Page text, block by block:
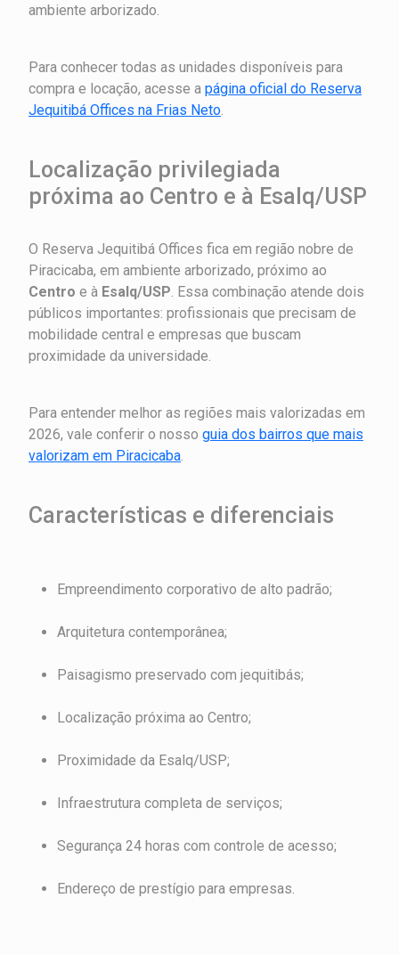
ambiente arborizado.
Para conhecer todas as unidades disponíveis para
compra e locação, acesse a página oficial do Reserva
Jequitibá Offices na Frias Neto.
Localização privilegiada
próxima ao Centro e à Esalq/USP
O Reserva Jequitibá Offices fica em região nobre de
Piracicaba, em ambiente arborizado, próximo ao
Centro e à Esalq/USP. Essa combinação atende dois
públicos importantes: profissionais que precisam de
mobilidade central e empresas que buscam
proximidade da universidade.
Para entender melhor as regiões mais valorizadas em
2026, vale conferir o nosso guia dos bairros que mais
valorizam em Piracicaba.
Características e diferenciais
Empreendimento corporativo de alto padrão;
Arquitetura contemporânea;
Paisagismo preservado com jequitibás;
Localização próxima ao Centro;
Proximidade da Esalq/USP;
Infraestrutura completa de serviços;
Segurança 24 horas com controle de acesso;
Endereço de prestígio para empresas.